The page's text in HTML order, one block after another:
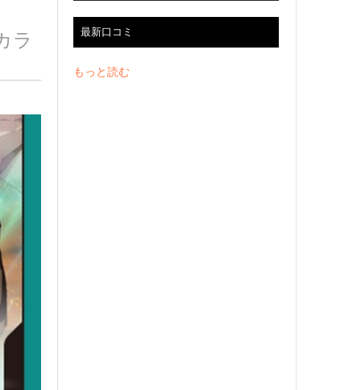
ラ 最新口コミ
もっと読む